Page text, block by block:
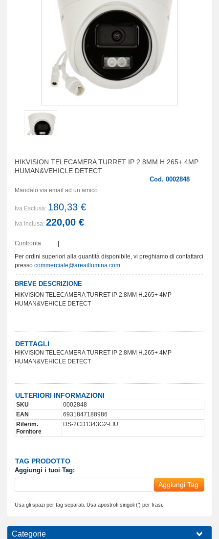
HIKVISION TELECAMERA TURRET IP 2.8MM H.265+ 4MP
HUMAN&VEHICLE DETECT
Cod. 0002848
Mandalo via email ad un amico
Iva Esclusa: 180,33 €
Iva Inclusa: 220,00 €
|
Confronta
Per ordini superiori alla quantità disponibile, vi preghiamo di contattarci
presso commerciale@areaillumina.com
BREVE DESCRIZIONE
HIKVISION TELECAMERA TURRET IP 2.8MM H.265+ 4MP
HUMAN&VEHICLE DETECT
DETTAGLI
HIKVISION TELECAMERA TURRET IP 2.8MM H.265+ 4MP
HUMAN&VEHICLE DETECT
ULTERIORI INFORMAZIONI
SKU
0002848
EAN
6931847188986
Riferim.
Fornitore
DS-2CD1343G2-LIU
TAG PRODOTTO
Aggiungi i tuoi Tag:
Aggiungi Tag
Usa gli spazi per tag separati. Usa apostrofi singoli (') per frasi.
Categorie